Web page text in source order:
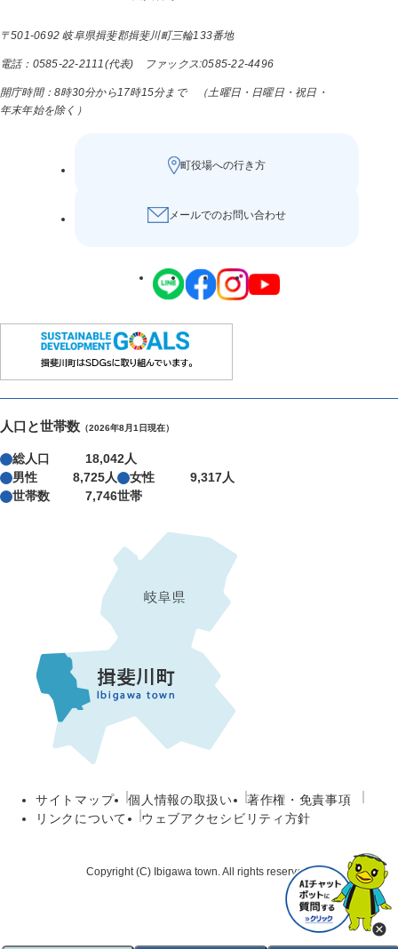
〒501-0692 岐阜県揖斐郡揖斐川町三輪133番地
電話：0585-22-2111(代表) ファックス:0585-22-4496
開庁時間：8時30分から17時15分まで （土曜日・日曜日・祝日・
年末年始を除く）
町役場への行き方
メールでのお問い合わせ
人口と世帯数 （2026年8月1日現在）
総人口
18,042人
男性
8,725人 女性
9,317人
世帯数
7,746世帯
サイトマップ 個人情報の取扱い
著作権・免責事項
リンクについて
ウェブアクセシビリティ方針
Copyright (C) Ibigawa town. All rights reserved.